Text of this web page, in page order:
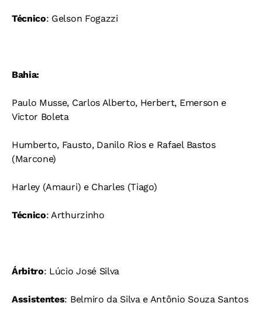
Técnico: Gelson Fogazzi
Bahia:
Paulo Musse, Carlos Alberto, Herbert, Emerson e
Victor Boleta
Humberto, Fausto, Danilo Rios e Rafael Bastos
(Marcone)
Harley (Amauri) e Charles (Tiago)
Técnico: Arthurzinho
Árbitro: Lúcio José Silva
Assistentes: Belmiro da Silva e Antônio Souza Santos